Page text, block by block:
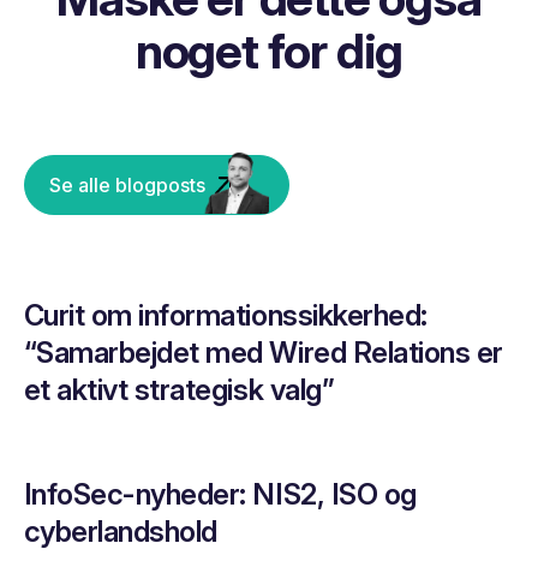
noget for dig
Se alle blogposts
Curit om informationssikkerhed:
“Samarbejdet med Wired Relations er
et aktivt strategisk valg”
InfoSec-nyheder: NIS2, ISO og
cyberlandshold